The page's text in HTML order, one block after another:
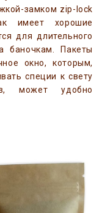
замком zip-lock
имеет хорошие
для длительного
баночкам. Пакеты
окно, которым,
специи к свету
может удобно